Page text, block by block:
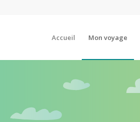
Accueil Mon voyage